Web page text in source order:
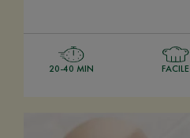
20-40 MIN FACILE